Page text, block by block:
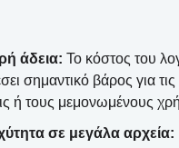
άδεια: Το κόστος του
σημαντικό βάρος για τις
ή τους μεμονωμένους
σε μεγάλα αρχεία: